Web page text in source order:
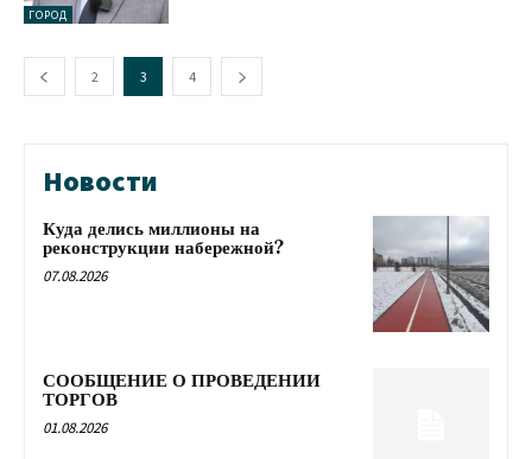
ГОРОД
2 3 4
Новости
Куда делись миллионы на
реконструкции набережной?
07.08.2026
СООБЩЕНИЕ О ПРОВЕДЕНИИ
ТОРГОВ
01.08.2026